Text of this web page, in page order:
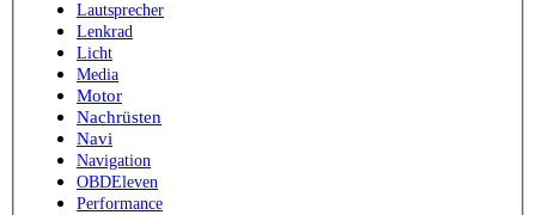
Lautsprecher
Lenkrad
Licht
Media
Motor
Nachrüsten
Navi
Navigation
OBDEleven
Performance